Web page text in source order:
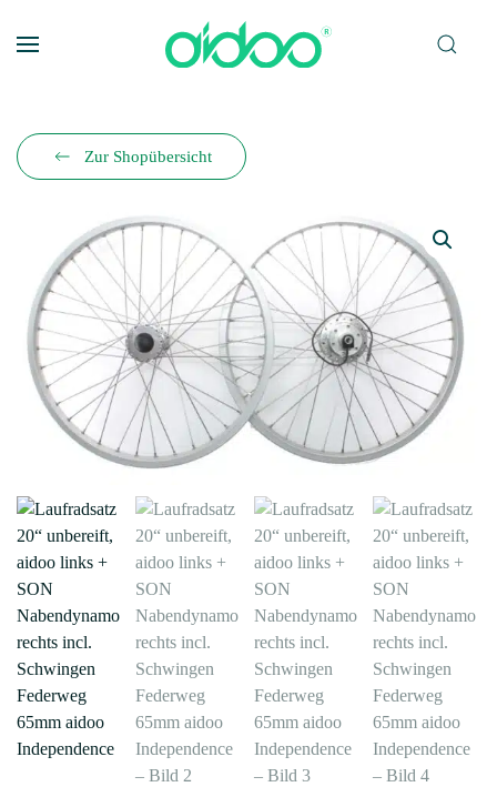
Zum Hauptinhalt springen
Zur Shopübersicht